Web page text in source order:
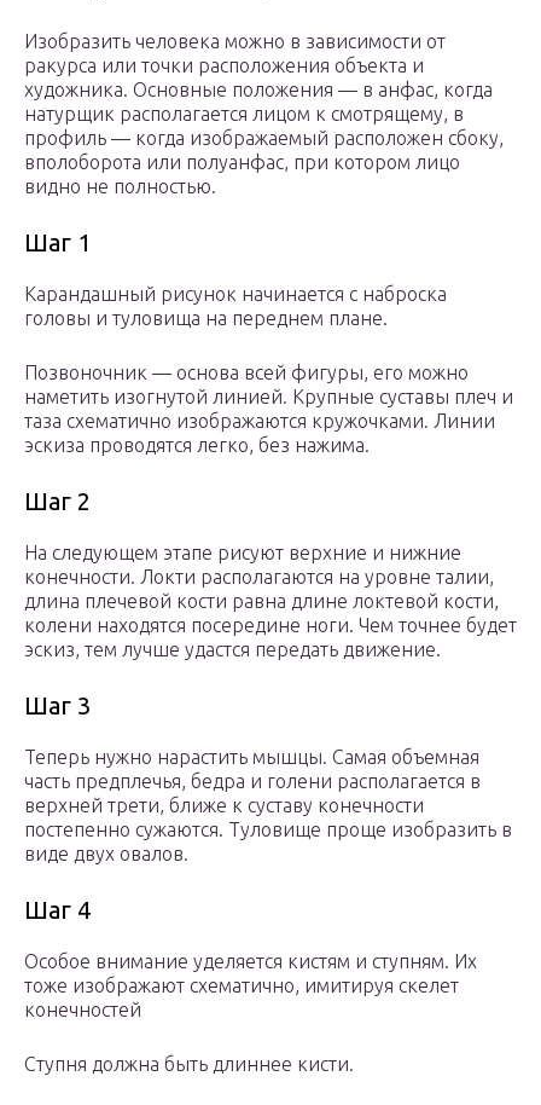
Изобразить человека можно в зависимости от
ракурса или точки расположения объекта и
художника. Основные положения — в анфас, когда
натурщик располагается лицом к смотрящему, в
профиль — когда изображаемый расположен сбоку,
вполоборота или полуанфас, при котором лицо
видно не полностью.
Шаг 1
Карандашный рисунок начинается с наброска
головы и туловища на переднем плане.
Позвоночник — основа всей фигуры, его можно
наметить изогнутой линией. Крупные суставы плеч и
таза схематично изображаются кружочками. Линии
эскиза проводятся легко, без нажима.
Шаг 2
На следующем этапе рисуют верхние и нижние
конечности. Локти располагаются на уровне талии,
длина плечевой кости равна длине локтевой кости,
колени находятся посередине ноги. Чем точнее будет
эскиз, тем лучше удастся передать движение.
Шаг 3
Теперь нужно нарастить мышцы. Самая объемная
часть предплечья, бедра и голени располагается в
верхней трети, ближе к суставу конечности
постепенно сужаются. Туловище проще изобразить в
виде двух овалов.
Шаг 4
Особое внимание уделяется кистям и ступням. Их
тоже изображают схематично, имитируя скелет
конечностей
Ступня должна быть длиннее кисти.